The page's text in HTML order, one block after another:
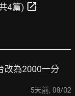
4篇) open_in_new
改為2000一分
5天前, 08/02